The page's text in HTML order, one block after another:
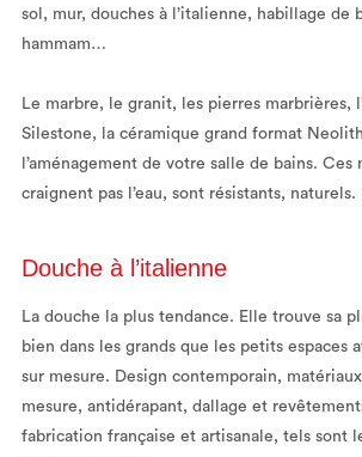
sol, mur, douches à l’italienne, habillage de
hammam…
Le marbre, le granit, les pierres marbrières,
Silestone, la céramique grand format
l’aménagement de votre salle de bains. Ces
craignent pas l’eau, sont résistants, naturels.
Douche à l’italienne
La douche la plus tendance. Elle trouve sa
bien dans les grands que les petits espaces
sur mesure. Design contemporain,
mesure, antidérapant, dallage et
fabrication française et artisanale, tels sont